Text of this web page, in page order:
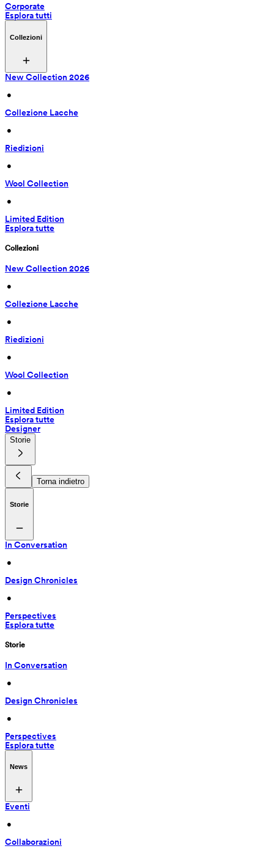
Corporate
Esplora tutti
Collezioni
New Collection 2026
•
Collezione Lacche
•
Riedizioni
•
Wool Collection
•
Limited Edition
Esplora tutte
Collezioni
New Collection 2026
•
Collezione Lacche
•
Riedizioni
•
Wool Collection
•
Limited Edition
Esplora tutte
Designer
Storie
Torna indietro
Storie
In Conversation
•
Design Chronicles
•
Perspectives
Esplora tutte
Storie
In Conversation
•
Design Chronicles
•
Perspectives
Esplora tutte
News
Eventi
•
Collaborazioni